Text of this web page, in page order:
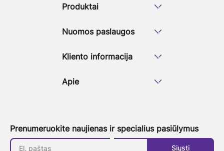
Produktai
Nuomos paslaugos
Kliento informacija
Apie
Prenumeruokite naujienas ir specialius pasiūlymus
Siųsti